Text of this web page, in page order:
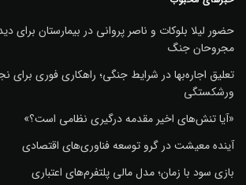
حضور لیلا بلوکات و ناصر پروانی در بیمارستان برای
مجروحان جنگ
تعلیق اجاره‌بها در شرایط جنگی؛ راهکاری فوری برای
ورشکستگی
«آیا تنش‌های اخیر مقدمه درگیری نظامی است؟»
آینده معیشت در گرو توسعه فناوری‌های اقتصادی
بازی سود با زمان؛ مدل مالی پلتفرم‌های اعتباری